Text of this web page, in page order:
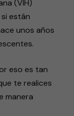
(VIH)
están
unos años
eso es tan
te realices
manera